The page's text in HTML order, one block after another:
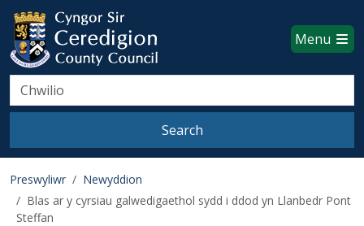
Skip to main content
Ceredigion County Council
Menu
Search
Search
Preswyliwr
Newyddion
Blas ar y cyrsiau galwedigaethol sydd i ddod yn Llanbedr Pont
Steffan